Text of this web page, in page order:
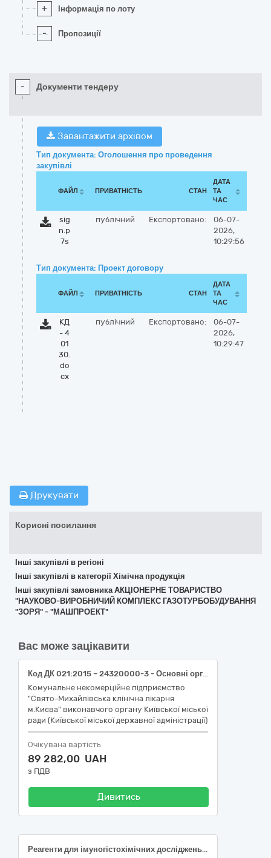
+ Інформація по лоту
- Пропозиції
- Документи тендеру
Завантажити архівом
Тип документа: Оголошення про проведення
закупівлі
ФАЙЛ ПРИВАТНІСТЬ СТАН
ДАТА
ТА
ЧАС
sig
n.p
7s
публічний Експортовано:
06-07-
2026,
10:29:56
Тип документа: Проект договору
ФАЙЛ ПРИВАТНІСТЬ СТАН
ДАТА
ТА
ЧАС
КД
- 4
01
30.
do
cx
публічний Експортовано:
06-07-
2026,
10:29:47
Друкувати
Корисні посилання
Інші закупівлі в регіоні
Інші закупівлі в категорії Хімічна продукція
Інші закупівлі замовника АКЦІОНЕРНЕ ТОВАРИСТВО
"НАУКОВО-ВИРОБНИЧИЙ КОМПЛЕКС ГАЗОТУРБОБУДУВАННЯ
"ЗОРЯ" - "МАШПРОЕКТ"
Вас може зацікавити
Код ДК 021:2015 – 24320000-3 - Основні органічні хімічні речовини.
Комунальне некомерційне підприємство
"Свято-Михайлівська клінічна лікарня
м.Києва" виконавчого органу Київської міської
ради (Київської міської державної адміністрації)
Очікувана вартість
89 282,00 UAH
з ПДВ
Дивитись
Реагенти для імуногістохімічних досліджень – 11 позицій